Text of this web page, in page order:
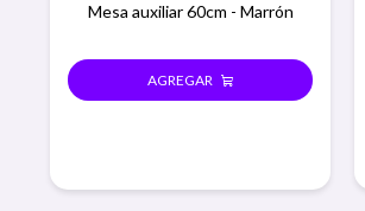
Mesa auxiliar 60cm - Marrón